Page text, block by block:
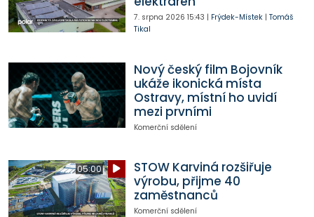
7. srpna 2026 15:43 | Frýdek-Místek| Tomáš
Tikal
Nový český film Bojovník
ukáže ikonická místa
Ostravy, místní ho uvidí
mezi prvními
Komerční sdělení
05:00
STOW Karviná rozšiřuje
výrobu, přijme 40
zaměstnanců
Komerční sdělení